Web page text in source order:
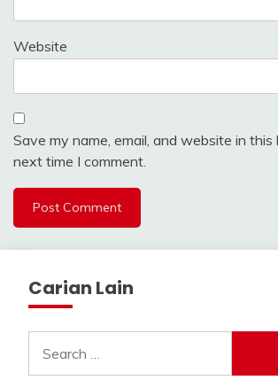
Website
Save my name, email, and website in
next time I comment.
Carian Lain
for: